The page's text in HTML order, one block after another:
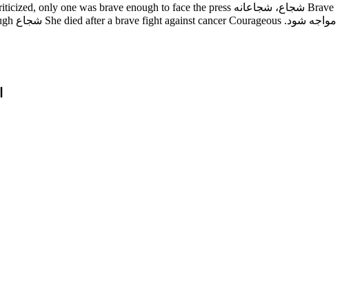
مواجه شود. She died after a brave fight against cancer Courageous شجاع I hope people will be courageous enough […]